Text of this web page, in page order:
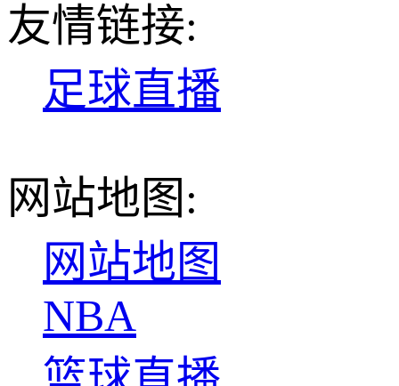
友情链接:
足球直播
网站地图:
网站地图
NBA